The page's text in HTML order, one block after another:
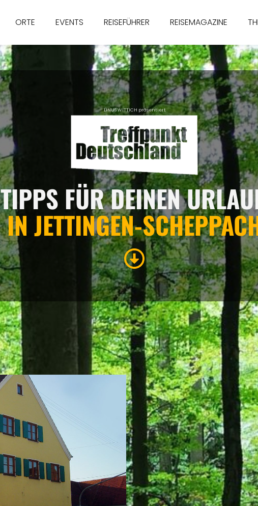
ORTE EVENTS REISEFÜHRER REISEMAGAZINE
LINUS WITTICH präsentiert
TIPPS FÜR DEINEN
IN JETTINGEN-
GASTRONOMIE
Eigenen Eintrag kostenlos erstellen >